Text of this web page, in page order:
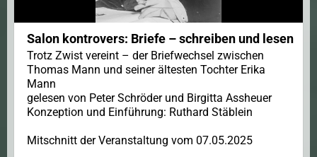
Salon kontrovers: Briefe – schreiben und lesen
Trotz Zwist vereint – der Briefwechsel zwischen
Thomas Mann und seiner ältesten Tochter Erika
Mann
gelesen von Peter Schröder und Birgitta Assheuer
Konzeption und Einführung: Ruthard Stäblein
Mitschnitt der Veranstaltung vom 07.05.2025